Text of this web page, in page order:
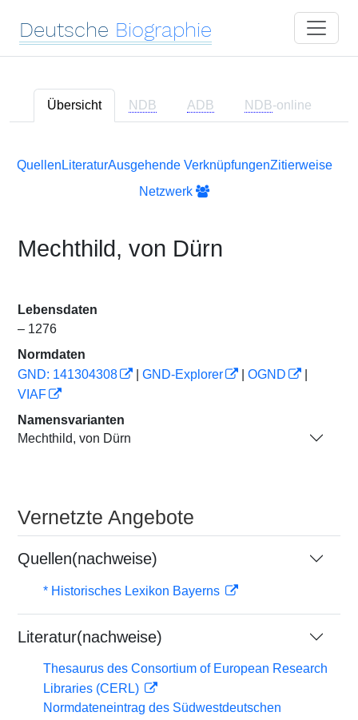
Deutsche Biographie
Übersicht NDB ADB NDB-online
Quellen LiteraturAusgehende VerknüpfungenZitierweise
Netzwerk
Mechthild, von Dürn
Lebensdaten
– 1276
Normdaten
GND: 141304308
GND-Explorer OGND
VIAF
Namensvarianten
Mechthild, von Dürn
Vernetzte Angebote
Quellen(nachweise)
* Historisches Lexikon Bayerns
Literatur(nachweise)
Thesaurus des Consortium of European Research
Libraries (CERL)
Normdateneintrag des Südwestdeutschen